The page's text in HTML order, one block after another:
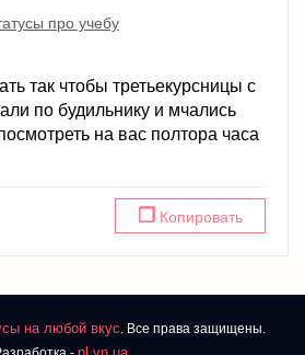
про учебу
так чтобы третьекурсницы с
по будильнику и мчались
на вас полтора часа
❐ Копировать
на любой вкус. Все права защищены.